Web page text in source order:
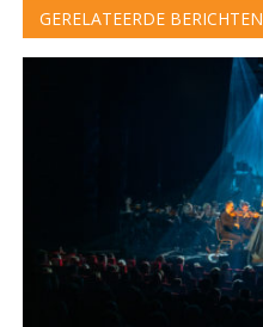
GERELATEERDE BERICHTEN